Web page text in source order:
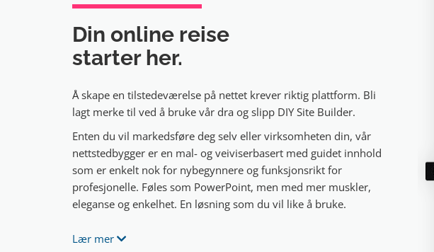
Din online reise
starter her.
Å skape en tilstedeværelse på nettet krever riktig plattform. Bli
lagt merke til ved å bruke vår dra og slipp DIY Site Builder.
Enten du vil markedsføre deg selv eller virksomheten din, vår
nettstedbygger er en mal- og veiviserbasert med guidet innhold
som er enkelt nok for nybegynnere og funksjonsrikt for
profesjonelle. Føles som PowerPoint, men med mer muskler,
eleganse og enkelhet. En løsning som du vil like å bruke.
Lær mer